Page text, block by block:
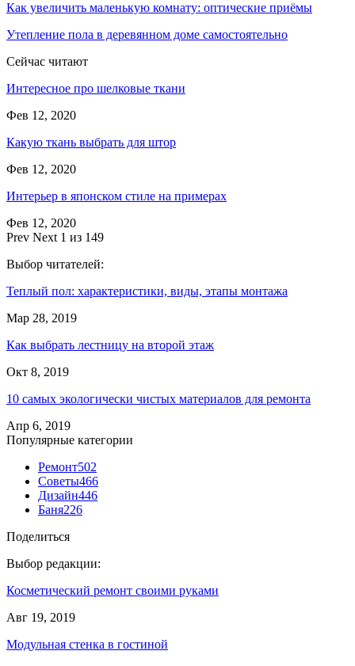
Как увеличить маленькую комнату: оптические приёмы
Утепление пола в деревянном доме самостоятельно
Сейчас читают
Интересное про шелковые ткани
Фев 12, 2020
Какую ткань выбрать для штор
Фев 12, 2020
Интерьер в японском стиле на примерах
Фев 12, 2020
Prev Next 1 из 149
Выбор читателей:
Теплый пол: характеристики, виды, этапы монтажа
Мар 28, 2019
Как выбрать лестницу на второй этаж
Окт 8, 2019
10 самых экологически чистых материалов для ремонта
Апр 6, 2019
Популярные категории
Ремонт502
Советы466
Дизайн446
Баня226
Поделиться
Выбор редакции:
Косметический ремонт своими руками
Авг 19, 2019
Модульная стенка в гостиной